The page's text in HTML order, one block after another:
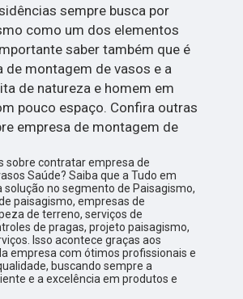
sempre busca por
como um dos elementos
saber também que é
de montagem de vasos e a
de natureza e homem em
pouco espaço. Confira outras
empresa de montagem de
sobre contratar empresa de
Saúde? Saiba que a Tudo em
solução no segmento de Paisagismo,
paisagismo, empresas de
de terreno, serviços de
de pragas, projeto paisagismo,
Isso acontece graças aos
empresa com ótimos profissionais e
buscando sempre a
e a excelência em produtos e